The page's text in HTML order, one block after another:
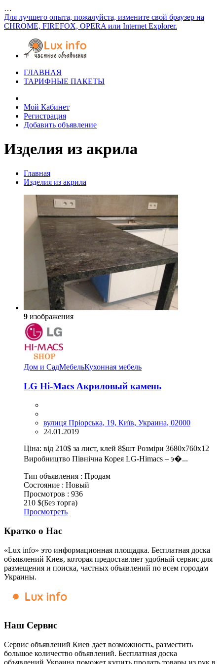
…
Для лучшего опыта, пожалуйста, измените свой браузер на
CHROME, FIREFOX, OPERA или Internet Explorer.
ГЛАВНАЯ
ТАРИФНЫЕ ПАКЕТЫ
Мой Кабинет
Регистрация
Добавить объявление
Изделия из акрила
Главная
Изделия из акрила
9 изображения
Дом и СадМебельКухонная мебель
LG Hi-Macs Акриловый камень
вулиця Пріорська, 19, Київ, Украина, 02000
24.01.2019
Ціна: від 210$ за лист, клей 8$шт Розміри 3680х760х12
Виробництво Північна Корея LG-Himacs – э�...
Тип объявления : Продам
Состояние : Новый
Просмотров : 936
210 $(Без торга)
Просмотреть
Кратко о Нас
«Lux info» это информационная площадка. Бесплатная доска
объявлений Киев, которая предоставляет удобный сервис для
размещения и поиска, частных объявлений по всем городам
Украины.
Наш Сервис
Сервис объявлений Киев дает возможность, разместить
большое количество объявлений. Бесплатная доска